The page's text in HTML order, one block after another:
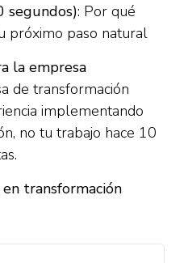
segundos): Por qué
próximo paso natural​
la empresa
de transformación
implementando
no tu trabajo hace 10
transformación